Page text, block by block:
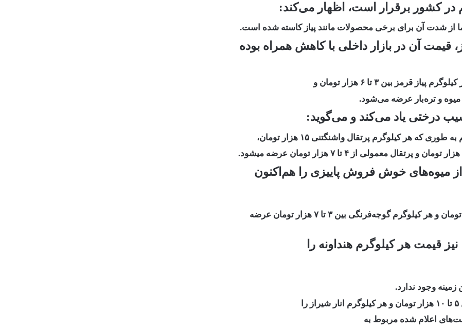
در کشور برقرار است، اظهار می‌کند:
از شدت آن برای برخی محصولات مانند پیاز کاسته شده است.
قیمت آن در بازار داخلی با کاهش همراه بوده
درختی یاد می‌کند و می‌گوید:
که هر کیلوگرم پرتقال واشنگتنی ۱۵ هزار تومان،
میوه‌های خوش فروش پاییزی را هم‌اکنون
هر کیلوگرم سیب زمینی نیز در حال حاضر بین ۲۰۰۰ تا ۳۱۰۰ تومان و هر کیلوگرم گوجه‌فرنگی بین ۳ تا ۷ هزار تومان عرضه
قیمت هر کیلوگرم هنداونه را
زمینه وجود ندارد.